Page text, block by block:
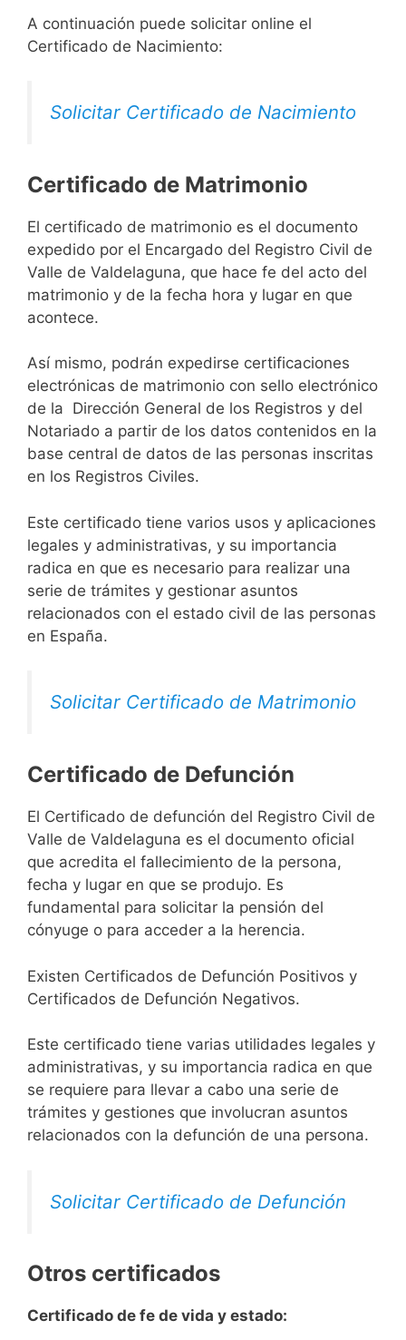
A continuación puede solicitar online el
Certificado de Nacimiento:
Solicitar Certificado de Nacimiento
Certificado de Matrimonio
El certificado de matrimonio es el documento
expedido por el Encargado del Registro Civil de
Valle de Valdelaguna, que hace fe del acto del
matrimonio y de la fecha hora y lugar en que
acontece.
Así mismo, podrán expedirse certificaciones
electrónicas de matrimonio con sello electrónico
de la Dirección General de los Registros y del
Notariado a partir de los datos contenidos en la
base central de datos de las personas inscritas
en los Registros Civiles.
Este certificado tiene varios usos y aplicaciones
legales y administrativas, y su importancia
radica en que es necesario para realizar una
serie de trámites y gestionar asuntos
relacionados con el estado civil de las personas
en España.
Solicitar Certificado de Matrimonio
Certificado de Defunción
El Certificado de defunción del Registro Civil de
Valle de Valdelaguna es el documento oficial
que acredita el fallecimiento de la persona,
fecha y lugar en que se produjo. Es
fundamental para solicitar la pensión del
cónyuge o para acceder a la herencia.
Existen Certificados de Defunción Positivos y
Certificados de Defunción Negativos.
Este certificado tiene varias utilidades legales y
administrativas, y su importancia radica en que
se requiere para llevar a cabo una serie de
trámites y gestiones que involucran asuntos
relacionados con la defunción de una persona.
Solicitar Certificado de Defunción
Otros certificados
Certificado de fe de vida y estado: